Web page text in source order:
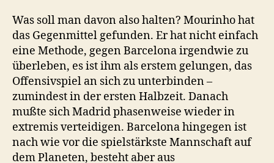
Was soll man davon also halten? Mourinho hat
das Gegenmittel gefunden. Er hat nicht einfach
eine Methode, gegen Barcelona irgendwie zu
überleben, es ist ihm als erstem gelungen, das
Offensivspiel an sich zu unterbinden –
zumindest in der ersten Halbzeit. Danach
mußte sich Madrid phasenweise wieder in
extremis verteidigen. Barcelona hingegen ist
nach wie vor die spielstärkste Mannschaft auf
dem Planeten, besteht aber aus